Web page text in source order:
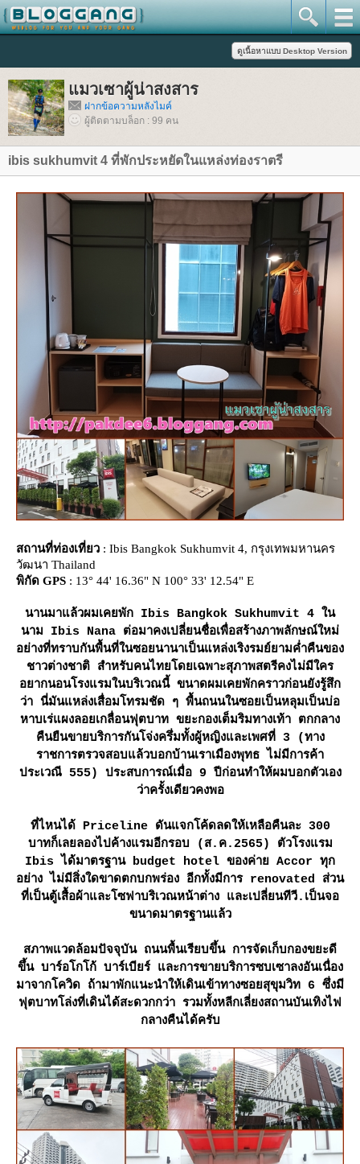
มวเซาผู้น่าสงสาร
ฝากข้อความหลังไมค์
ผู้ติดตามบล็อก : 99 คน
ibis sukhumvit 4 ที่พักประหยัดในแหล่งท่องราตรี
สถานที่ท่องเที่ยว : Ibis Bangkok Sukhumvit 4, กรุงเทพมหานคร
วัฒนา Thailand
พิกัด GPS : 13° 44' 16.36" N 100° 33' 12.54" E
นานมาแล้วผมเคยพัก Ibis Bangkok Sukhumvit 4 ใน
นาม Ibis Nana ต่อมาคงเปลี่ยนชื่อเพื่อสร้างภาพลักษณ์ใหม่
อย่างที่ทราบกันพื้นที่ในซอยนานาเป็นแหล่งเริงรมย์ยามค่ำคืนของ
ชาวต่างชาติ สำหรับคนไทยโดยเฉพาะสุภาพสตรีคงไม่มีใคร
อยากนอนโรงแรมในบริเวณนี้ ขนาดผมเคยพักคราวก่อนยังรู้สึก
ว่า นี่มันแหล่งเสื่อมโทรมชัด ๆ พื้นถนนในซอยเป็นหลุมเป็นบ่อ
หาบเร่แผงลอยเกลื่อนฟุตบาท ขยะกองเต็มริมทางเท้า ตกกลาง
คืนยืนขายบริการกันโจ่งครึ่มทั้งผู้หญิงและเพศที่ 3 (ทาง
ราชการตรวจสอบแล้วบอกบ้านเราเมืองพุทธ ไม่มีการค้า
ประเวณี 555) ประสบการณ์เมื่อ 9 ปีก่อนทำให้ผมบอกตัวเอง
ว่าครั้งเดียวคงพอ
ที่ไหนได้ Priceline ดันแจกโค้ดลดให้เหลือคืนละ 300
บาทก็เลยลองไปค้างแรมอีกรอบ (ส.ค.2565) ตัวโรงแรม
Ibis ได้มาตรฐาน budget hotel ของค่าย Accor ทุก
อย่าง ไม่มีสิ่งใดขาดตกบกพร่อง อีกทั้งมีการ renovated ส่วน
ที่เป็นตู้เสื้อผ้าและโซฟาบริเวณหน้าต่าง และเปลี่ยนทีวี.เป็นจอ
ขนาดมาตรฐานแล้ว
สภาพแวดล้อมปัจจุบัน ถนนพื้นเรียบขึ้น การจัดเก็บกองขยะดี
ขึ้น บาร์อโกโก้ บาร์เบียร์ และการขายบริการซบเซาลงอันเนื่อง
มาจากโควิด ถ้ามาพักแนะนำให้เดินเข้าทางซอยสุขุมวิท 6 ซึ่งมี
ฟุตบาทโล่งที่เดินได้สะดวกกว่า รวมทั้งหลีกเลี่ยงสถานบันเทิงไฟ
กลางคืนได้ครับ